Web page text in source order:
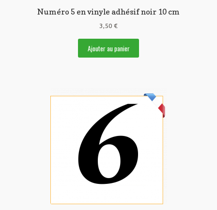
Numéro 5 en vinyle adhésif noir 10 cm
3,50 €
Ajouter au panier